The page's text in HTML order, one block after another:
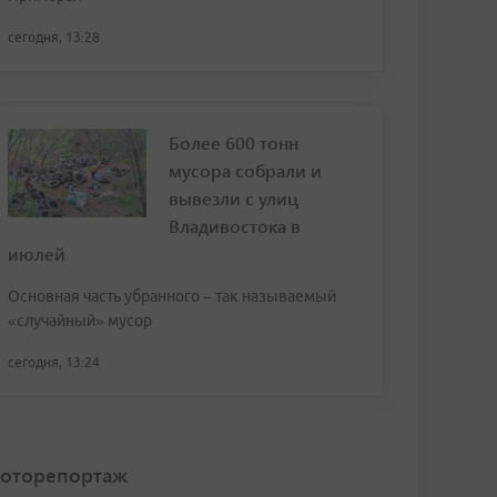
сегодня, 13:28
Более 600 тонн
мусора собрали и
вывезли с улиц
Владивостока в
июлей
Основная часть убранного – так называемый
«случайный» мусор
сегодня, 13:24